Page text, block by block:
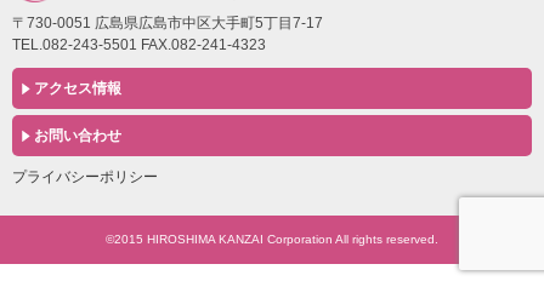
〒730-0051 広島県広島市中区大手町5丁目7-17
TEL.082-243-5501 FAX.082-241-4323
アクセス情報
お問い合わせ
プライバシーポリシー
©2015 HIROSHIMA KANZAI Corporation All rights reserved.